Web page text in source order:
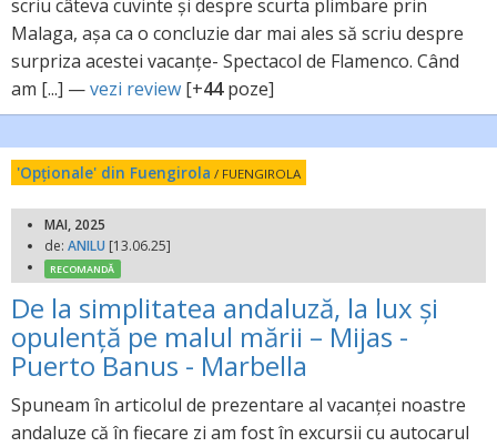
scriu câteva cuvinte și despre scurta plimbare prin
Malaga, așa ca o concluzie dar mai ales să scriu despre
surpriza acestei vacanțe- Spectacol de Flamenco. Când
am [...] —vezi review [+44poze]
'Opționale' din Fuengirola / FUENGIROLA
MAI, 2025
de: ANILU [13.06.25]
RECOMANDĂ
De la simplitatea andaluză, la lux și
opulență pe malul mării – Mijas -
Puerto Banus - Marbella
Spuneam în articolul de prezentare al vacanței noastre
andaluze că în fiecare zi am fost în excursii cu autocarul